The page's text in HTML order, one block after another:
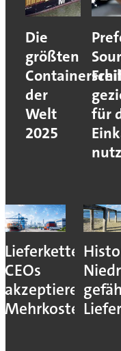
Die
größten
der
Welt
2025
für
CEOs
akzeptieren
Mehrkosten